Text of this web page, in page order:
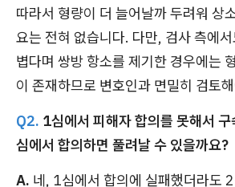
따라서 형량이 더 늘어날까 두려워 상
요는 전혀 없습니다. 다만, 검사 측에
볍다며 쌍방 항소를 제기한 경우에는
이 존재하므로 변호인과 면밀히 검토
Q2. 1심에서 피해자 합의를 못해서
심에서 합의하면 풀려날 수 있을까요?
A. 네, 1심에서 합의에 실패했더라도